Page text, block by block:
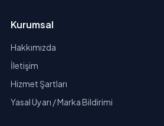
Kurumsal
Hakkımızda
İletişim
Hizmet Şartları
Yasal Uyarı / Marka Bildirimi